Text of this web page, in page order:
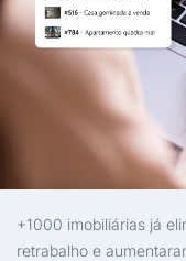
+1000 imobiliárias já
retrabalho e